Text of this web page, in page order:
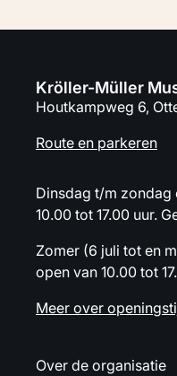
Kröller-Müller
Houtkampweg 6,
Route en parkeren
Dinsdag t/m zondag
10.00 tot 17.00 uur.
Zomer (6 juli tot en
open van 10.00 tot
Meer over
Over de organisatie